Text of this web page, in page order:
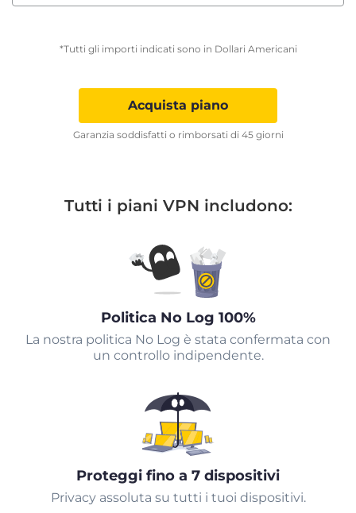
*Tutti gli importi indicati sono in Dollari Americani
Acquista piano
Garanzia soddisfatti o rimborsati di 45 giorni
Tutti i piani VPN includono:
Politica No Log 100%
La nostra politica No Log è stata confermata con
un controllo indipendente.
Proteggi fino a 7 dispositivi
Privacy assoluta su tutti i tuoi dispositivi.